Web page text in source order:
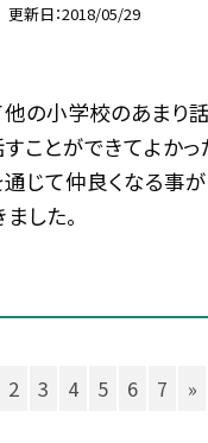
更新日 2018/05/29
の小学校のあまり
ことができてよかっ
じて仲良くなる事
した。
2 3 4 5 6 7 »